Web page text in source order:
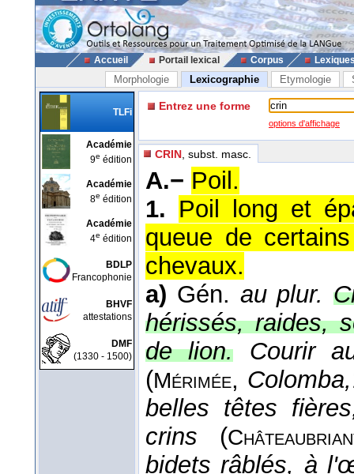
Accueil Portail lexical Corpus
Morphologie Lexicographie Etymologie
TLFi
Académie
9e édition
Académie
8e édition
Académie
4e édition
BDLP
Francophonie
BHVF
attestations
DMF
(1330 - 1500)
Entrez une forme
options d'affichage
CRIN , subst. masc.
A.− Poil.
1. Poil long et
queue de
chevaux.
a) Gén. au plur.
hérissés, raides,
de lion.
Courir
(Mérimée, Colomba,
belles têtes
crins (
bidets râblés, à